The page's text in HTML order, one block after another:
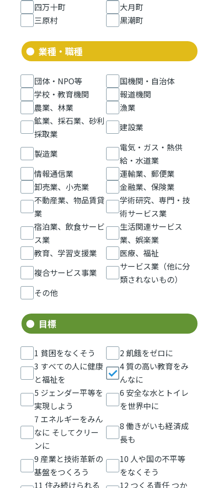
四万十町
大月町
三原村
黒潮町
業種・職種
団体・NPO等
国機関・自治体
学校・教育機関
報道機関
農業、林業
漁業
鉱業、採石業、砂利
採取業
建設業
製造業
電気・ガス・熱供
給・水道業
情報通信業
運輸業、郵便業
卸売業、小売業
金融業、保険業
不動産業、物品賃貸
業
学術研究、専門・技
術サービス業
宿泊業、飲食サービ
ス業
生活関連サービス
業、娯楽業
教育、学習支援業
医療、福祉
複合サービス事業
サービス業（他に分
類されないもの）
その他
目標
1 貧困をなくそう
2 飢餓をゼロに
3 すべての人に健康
と福祉を
4 質の高い教育をみ
んなに
5 ジェンダー平等を
実現しよう
6 安全な水とトイレ
を世界中に
7 エネルギーをみん
なに そしてクリー
ンに
8 働きがいも経済成
長も
9 産業と技術革新の
基盤をつくろう
10 人や国の不平等
をなくそう
11 住み続けられる
12 つくる責任 つか